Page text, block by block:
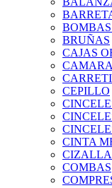
BRUÑAS
CAJAS
CEPILLO
CINTA
CIZALLA
COMBAS